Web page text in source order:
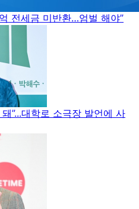
전세금 미반환…엄벌 해야”
”...대학로 소극장 발언에 사